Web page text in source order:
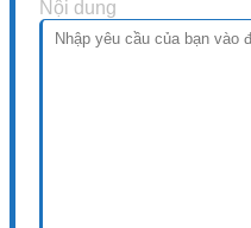
Nội dung